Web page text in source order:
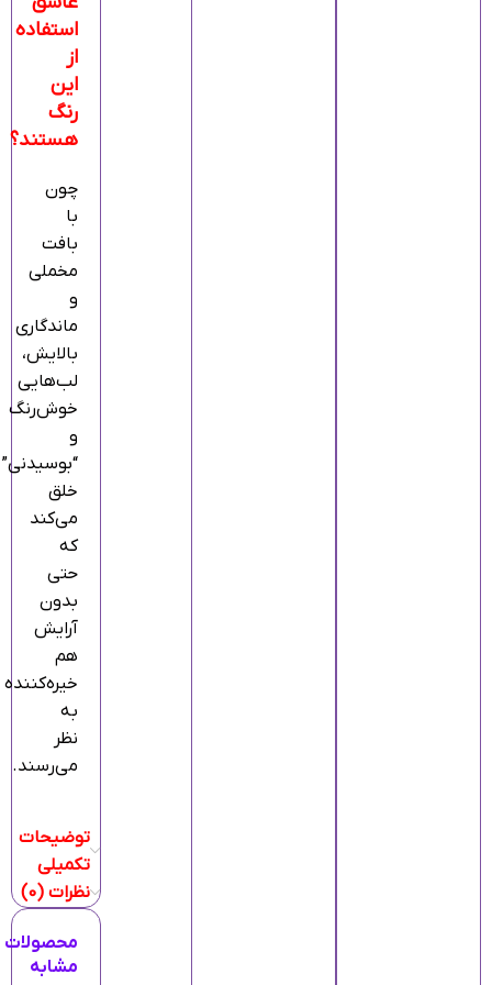
استفاده
از
این
رنگ
هستند؟
چون
با
بافت
مخملی
و
ماندگاری
بالایش،
لب‌هایی
خوش‌رنگ
و
“بوسیدنی”
خلق
می‌کند
که
حتی
بدون
آرایش
هم
خیره‌کننده
به
نظر
می‌رسند.
توضیحات
تکمیلی
نظرات (0)
محصولات
مشابه